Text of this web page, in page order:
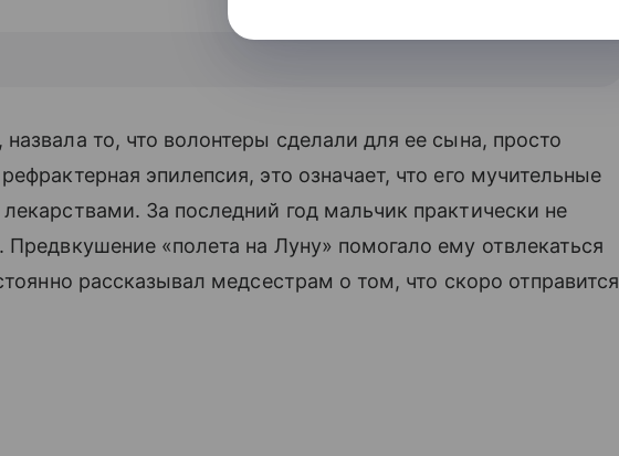
то, что волонтеры сделали для ее сына, просто
эпилепсия, это означает, что его мучительные
За последний год мальчик практически не
«полета на Луну» помогало ему отвлекаться
рассказывал медсестрам о том, что скоро отправится